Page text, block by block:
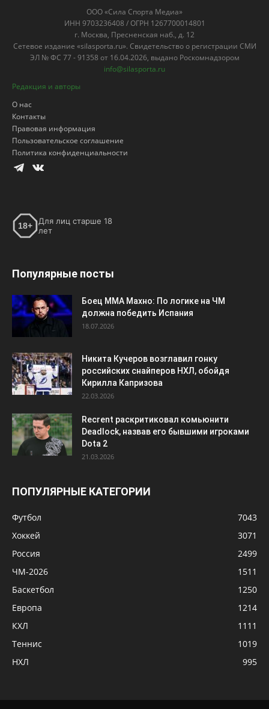
ООО «Сила Спорта Медиа»
ИНН 9703236408 / ОГРН 1267700014801
г. Москва, Пресненская наб., д. 12
Сетевое издание «silasporta.ru». Свидетельство о регистрации СМИ
ЭЛ № ФС 77 - 91358 от 16.04.2026, выдано Роскомнадзором
info@silasporta.ru
Редакция и авторы
О нас
Контакты
Правовая информация
Пользовательское соглашение
Политика конфиденциальности
18+
Для лиц старше 18
лет
Популярные посты
Боец ММА Махно: По логике на ЧМ
должна победить Испания
18.07.2026
Никита Кучеров возглавил гонку
российских снайперов НХЛ, обойдя
Кирилла Капризова
22.03.2026
Recrent раскритиковал комьюнити
Deadlock, назвав его бывшими игроками
Dota 2
21.03.2026
ПОПУЛЯРНЫЕ КАТЕГОРИИ
Футбол
7043
Хоккей
3071
Россия
2499
ЧМ-2026
1511
Баскетбол
1250
Европа
1214
КХЛ
1111
Теннис
1019
НХЛ
995